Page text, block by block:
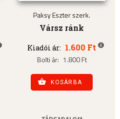
Paksy Eszter szerk.
Vársz ránk
Kiadói ár: 1.600 Ft
Bolti ár: 1.800 Ft
KOSÁRBA